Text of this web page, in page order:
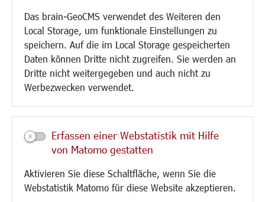
Das brain-GeoCMS verwendet des Weiteren den
Local Storage, um funktionale Einstellungen zu
speichern. Auf die im Local Storage gespeicherten
Daten können Dritte nicht zugreifen. Sie werden an
Dritte nicht weitergegeben und auch nicht zu
Werbezwecken verwendet.
Erfassen einer Webstatistik mit Hilfe
von Matomo gestatten
Aktivieren Sie diese Schaltfläche, wenn Sie die
Webstatistik Matomo für diese Website akzeptieren.
Verkehr/Mobilität
Glasfaserausbau
Aktuelle Baustellen
Paddelteich
CINDY S
Kultur/Freizeit/Tourismus
Veranstaltungen
Neue Stadthalle Langen
Bäder
Musikschule